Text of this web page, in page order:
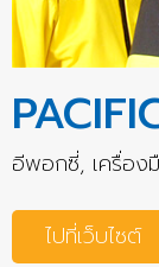
อีพอกซี่, เครื่อง
ไปที่เว็บไซต์